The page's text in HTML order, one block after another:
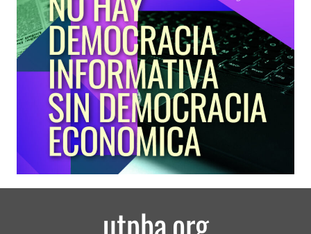
utpba.org